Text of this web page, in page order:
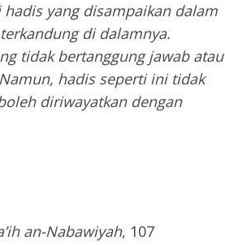
yang disampaikan dalam
di dalamnya.
tidak bertanggung jawab atau
hadis seperti ini tidak
diriwayatkan dengan
an-Nabawiyah, 107